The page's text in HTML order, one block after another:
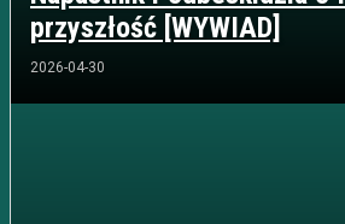
przyszłość [WYWIAD]
2026-04-30